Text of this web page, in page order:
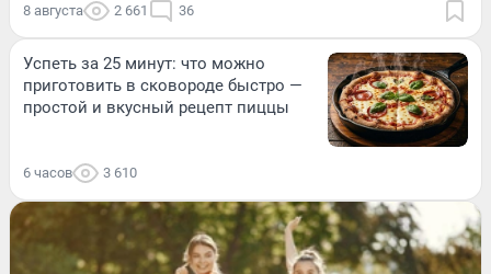
8 августа 2 661 36
Успеть за 25 минут: что можно
приготовить в сковороде быстро —
простой и вкусный рецепт пиццы
6 часов 3 610